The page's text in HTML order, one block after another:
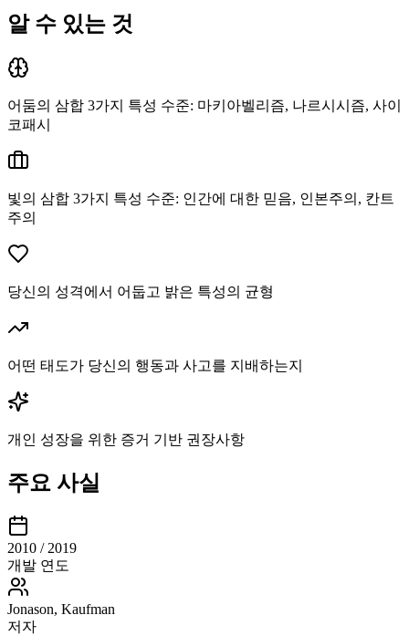
알 수 있는 것
어둠의 삼합 3가지 특성 수준: 마키아벨리즘, 나르시시즘, 사이
코패시
빛의 삼합 3가지 특성 수준: 인간에 대한 믿음, 인본주의, 칸트
주의
당신의 성격에서 어둡고 밝은 특성의 균형
어떤 태도가 당신의 행동과 사고를 지배하는지
개인 성장을 위한 증거 기반 권장사항
주요 사실
2010 / 2019
개발 연도
Jonason, Kaufman
저자